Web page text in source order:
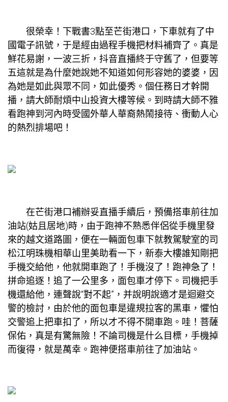
很榮幸！下戰書3點至芒街港口，下車就有了中
國電子訊號，于是經由過程手機把材料補齊了。真是
鮮花易謝，一波三折，抖音直播終于守舊了，但要等
五這就是為什麼她說她不知道如何形容她的婆婆，因
為她是如此與眾不同，如此優秀。個任務日才幹開
播，請大師耐煩中山投資大樓等候。到時請大師不雅
看跑神到河內時受國外華人華裔熱鬧接待、衝動人心
的熱烈排場吧！
在芒街港口補辦妥直播手續后，預備搭車前往加
油站(姑且居地)時，由于跑神不熟悉伴侶從手機里發
來的越文道路圖，便在一輛面包車下就教駕駛室的司
松江明珠機相華山里美助看一下， 新泰大樓誰知剛把
手機交給他，他就開車跑了！手機沒了！跑神急了！
拼命追逐！追了一公里多，面包車才停下。司機把手
機還給他，連聲說“對不起”，并說明說適才是迴避交
警的檢討，由於他的面包車是違規拉客的黑車，懼怕
交警追上把車扣了，所以才不得不開車跑。哇！菩薩
保佑，真是有驚無險！不論司機是什么目標，手機掉
而復得，就是萬幸。跑神便搭車前往了加油站。